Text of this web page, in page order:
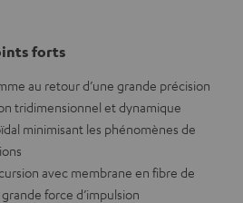
forts
au retour d’une grande précision
tridimensionnel et dynamique
minimisant les phénomènes de
avec membrane en fibre de
force d’impulsion